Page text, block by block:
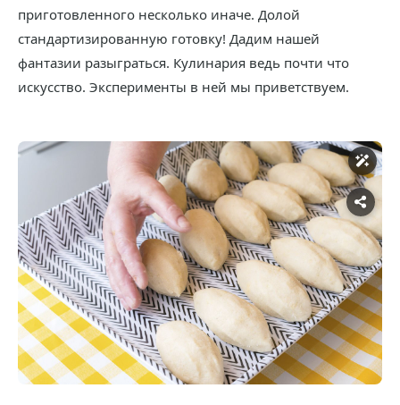
приготовленного несколько иначе. Долой
стандартизированную готовку! Дадим нашей
фантазии разыграться. Кулинария ведь почти что
искусство. Эксперименты в ней мы приветствуем.